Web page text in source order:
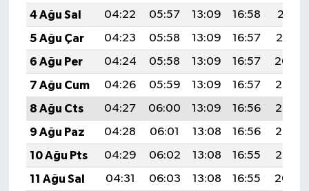
4 Ağu Sal
04:22 05:57 13:09 16:58
20:11
5 Ağu Çar
04:23 05:58 13:09 16:57
20:10
6 Ağu Per
04:24 05:58 13:09 16:57
20:09
7 Ağu Cum
04:26 05:59 13:09 16:57
20:08
8 Ağu Cts
04:27 06:00 13:09 16:56
20:07
9 Ağu Paz
04:28 06:01 13:08 16:56
20:06
10 Ağu Pts
04:29 06:02 13:08 16:55
20:05
11 Ağu Sal
04:31 06:03 13:08 16:55
20:04